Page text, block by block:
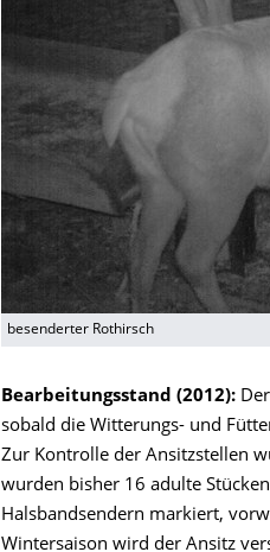
besenderter Rothirsch
Bearbeitungsstand (2012):
sobald die Witterungs- und
Zur Kontrolle der Ansitzstellen
wurden bisher 16 adulte
Halsbandsendern markiert,
Wintersaison wird der Ansitz